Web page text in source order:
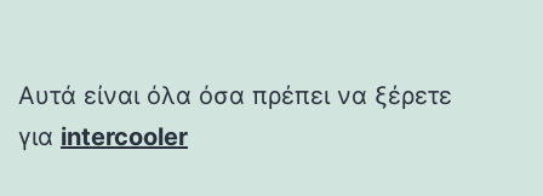
Αυτά είναι όλα όσα πρέπει να ξέρετε
για intercooler